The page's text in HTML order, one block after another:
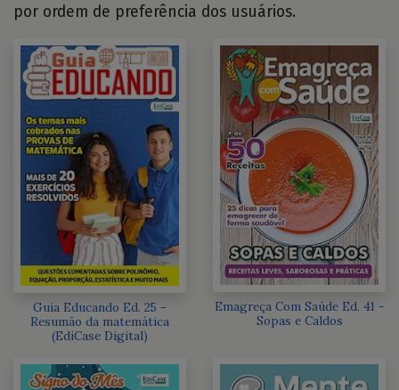
por ordem de preferência dos usuários.
Guia Educando Ed. 25 -
Resumão da matemática
(EdiCase Digital)
Emagreça Com Saúde Ed. 41 -
Sopas e Caldos